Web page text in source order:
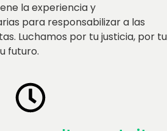
la experiencia y
para responsabilizar a las
Luchamos por tu justicia, por tu
futuro.